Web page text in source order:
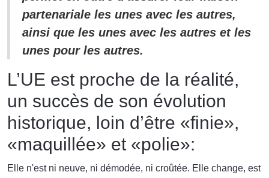
partenariale les unes avec les autres,
ainsi que les unes avec les autres et les
unes pour les autres.
L’UE est proche de la réalité,
un succès de son évolution
historique, loin d’être «finie»,
«maquillée» et «polie»:
Elle n'est ni neuve, ni démodée, ni croûtée. Elle change, est